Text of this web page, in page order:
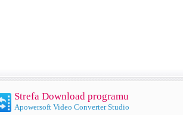
Strefa Download programu
Apowersoft Video Converter Studio